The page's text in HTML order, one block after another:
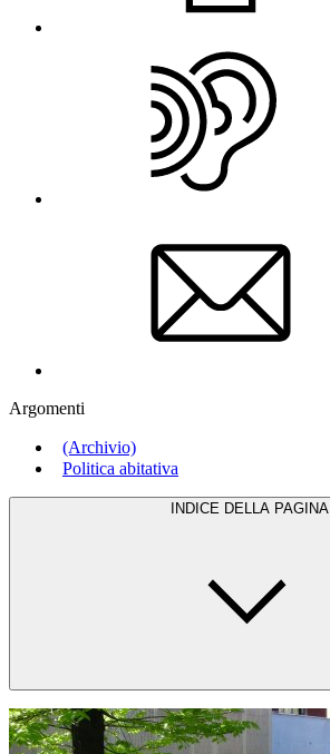
Argomenti
(Archivio)
Politica abitativa
INDICE DELLA PAGINA